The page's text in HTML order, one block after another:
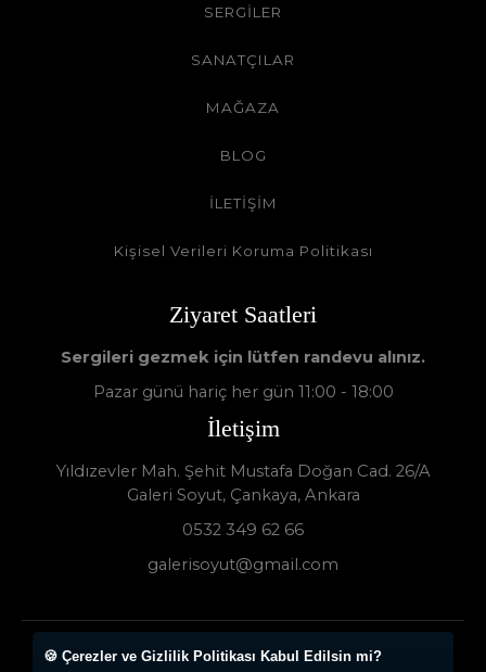
SERGİLER
SANATÇILAR
MAĞAZA
BLOG
İLETİŞİM
Kişisel Verileri Koruma Politikası
Ziyaret Saatleri
Sergileri gezmek için lütfen randevu alınız.
Pazar günü hariç her gün 11:00 - 18:00
İletişim
Yıldızevler Mah. Şehit Mustafa Doğan Cad. 26/A
Galeri Soyut, Çankaya, Ankara
0532 349 62 66
galerisoyut@gmail.com
Galeri Soyut - Sanat Galerisi 2024 © - Tüm Hakları
🍪 Çerezler ve Gizlilik Politikası Kabul Edilsin mi?